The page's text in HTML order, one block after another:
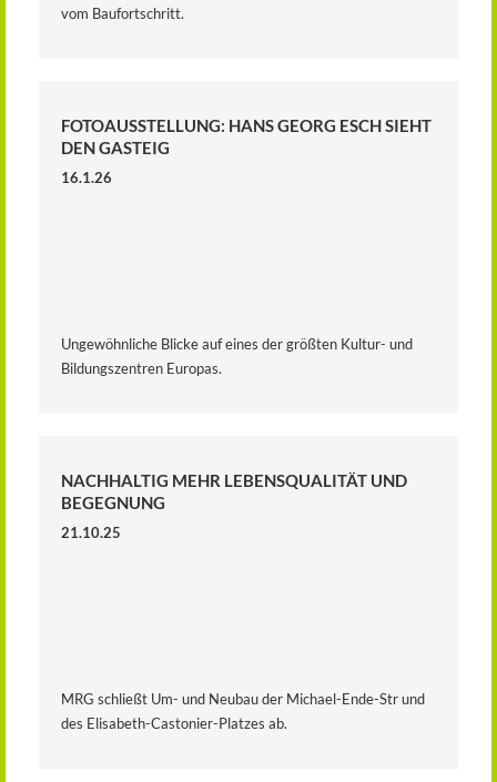
vom Baufortschritt.
FOTOAUSSTELLUNG: HANS GEORG ESCH SIEHT
DEN GASTEIG
16.1.26
Ungewöhnliche Blicke auf eines der größten Kultur- und
Bildungszentren Europas.
NACHHALTIG MEHR LEBENSQUALITÄT UND
BEGEGNUNG
21.10.25
MRG schließt Um- und Neubau der Michael-Ende-Str und
des Elisabeth-Castonier-Platzes ab.